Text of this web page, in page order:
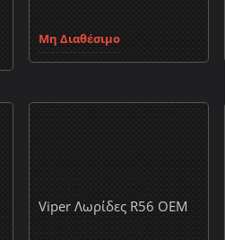
Μη Διαθέσιμο
Viper Λωρίδες R56 OEM